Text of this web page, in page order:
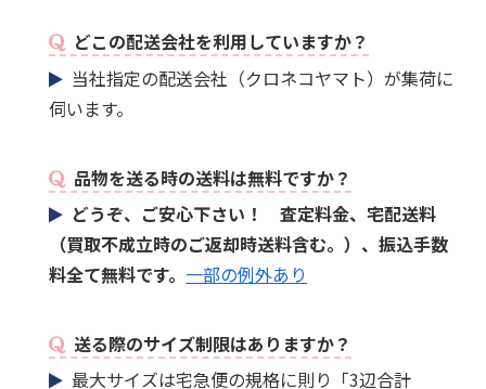
どこの配送会社を利用していますか？
当社指定の配送会社（クロネコヤマト）が集荷に
伺います。
品物を送る時の送料は無料ですか？
どうぞ、ご安心下さい！ 査定料金、宅配送料
（買取不成立時のご返却時送料含む。）、振込手数
料全て無料です。 一部の例外あり
送る際のサイズ制限はありますか？
最大サイズは宅急便の規格に則り「3辺合計